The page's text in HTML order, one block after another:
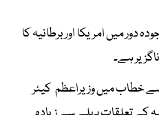
دور میں امریکا اور برطانیہ کا
ہے۔
خطاب میں وزیراعظم کیئر